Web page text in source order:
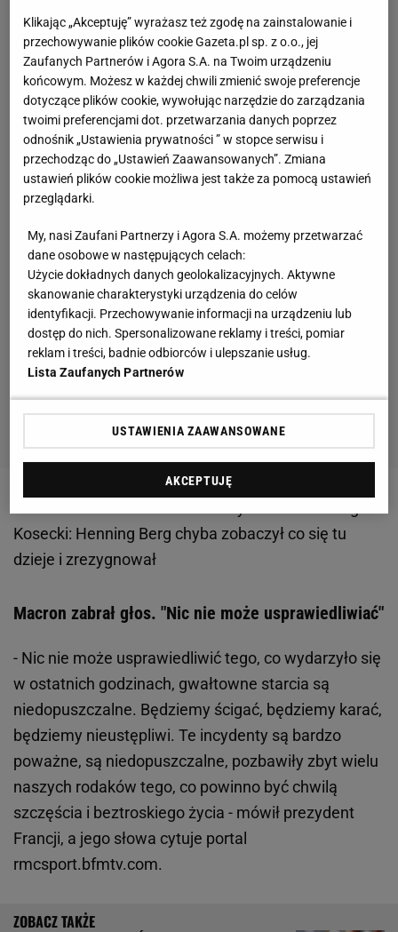
Kosecki: Henning Berg chyba zobaczył co się tu
dzieje i zrezygnował
Macron zabrał głos. "Nic nie może usprawiedliwiać"
- Nic nie może usprawiedliwić tego, co wydarzyło się
w ostatnich godzinach, gwałtowne starcia są
niedopuszczalne. Będziemy ścigać, będziemy karać,
będziemy nieustępliwi. Te incydenty są bardzo
poważne, są niedopuszczalne, pozbawiły zbyt wielu
naszych rodaków tego, co powinno być chwilą
szczęścia i beztroskiego życia - mówił prezydent
Francji, a jego słowa cytuje portal
rmcsport.bfmtv.com.
Klikając „Akceptuję” wyrażasz też zgodę na zainstalowanie i
przechowywanie plików cookie Gazeta.pl sp. z o.o., jej
Zaufanych Partnerów i Agora S.A. na Twoim urządzeniu
końcowym. Możesz w każdej chwili zmienić swoje preferencje
dotyczące plików cookie, wywołując narzędzie do zarządzania
twoimi preferencjami dot. przetwarzania danych poprzez
odnośnik „Ustawienia prywatności ” w stopce serwisu i
przechodząc do „Ustawień Zaawansowanych”. Zmiana
ustawień plików cookie możliwa jest także za pomocą ustawień
przeglądarki.
My, nasi Zaufani Partnerzy i Agora S.A. możemy przetwarzać
dane osobowe w następujących celach:
Użycie dokładnych danych geolokalizacyjnych. Aktywne
skanowanie charakterystyki urządzenia do celów
identyfikacji. Przechowywanie informacji na urządzeniu lub
dostęp do nich. Spersonalizowane reklamy i treści, pomiar
reklam i treści, badnie odbiorców i ulepszanie usług.
Lista Zaufanych Partnerów
USTAWIENIA ZAAWANSOWANE
AKCEPTUJĘ